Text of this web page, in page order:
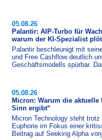
05.08.26
Palantir: AIP-Turbo für
warum der KI-Spezialist
Palantir beschleunigt mit
und Free Cashflow deutlich
Geschäftsmodells spürbar.
05.08.26
Micron: Warum die aktuelle
Sinn ergibt“
Micron Technology steht
Euphorie im Fokus einer
Beitrag auf Seeking Alpha